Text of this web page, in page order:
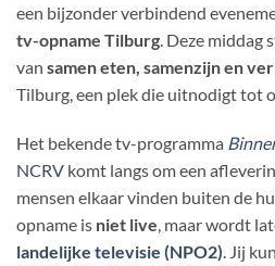
een bijzonder verbindend
tv-opname Tilburg . Deze
van samen eten, samenzijn en
Tilburg, een plek die uitnodigt tot
Het bekende tv-programma
NCRV komt langs om een
mensen elkaar vinden buiten de
opname is niet live, maar wordt
landelijke televisie (NPO2). Jij